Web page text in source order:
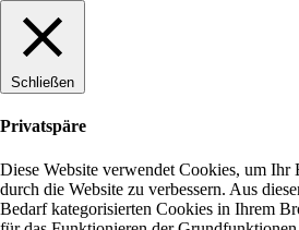
Schließen
Privatspäre
Diese Website verwendet Cookies, um Ihr
durch die Website zu verbessern. Aus
Bedarf kategorisierten Cookies in Ihrem